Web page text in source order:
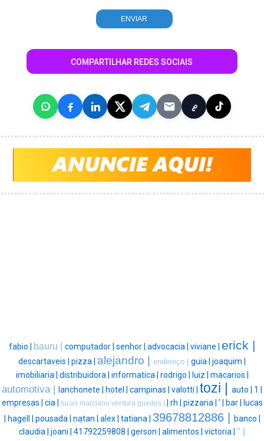
COMPARTILHAR REDES SOCIAIS
fabio | bauru | computador | senhor | advocacia | viviane | erick |
descartaveis | pizza | alejandro | endereço | guia | joaquim |
imobiliaria | distribuidora | informatica | rodrigo | luiz | macarios |
automotiva | lanchonete | hotel | campinas | valotti | tozi | auto | 1 |
empresas | cia | lucas marciano ventura guedes | rh | pizzaria | ' | bar |
lucas
hagell | pousada | natan | alex | tatiana | 39678812886 |
banco |
claudia | joani | 41792259808 | gerson | alimentos | victoria | '' |